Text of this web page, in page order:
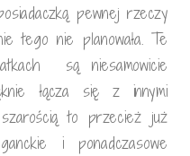
pewnej rzeczy
tego nie planowała. Te
są niesamowicie
łącza się z innymi
to przecież już
i ponadczasowe